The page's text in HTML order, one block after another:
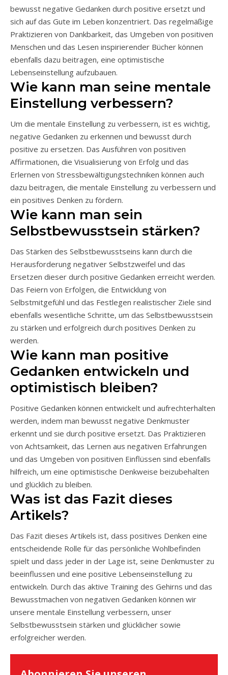
bewusst negative Gedanken durch positive ersetzt und
sich auf das Gute im Leben konzentriert. Das regelmäßige
Praktizieren von Dankbarkeit, das Umgeben von positiven
Menschen und das Lesen inspirierender Bücher können
ebenfalls dazu beitragen, eine optimistische
Lebenseinstellung aufzubauen.
Wie kann man seine mentale
Einstellung verbessern?
Um die mentale Einstellung zu verbessern, ist es wichtig,
negative Gedanken zu erkennen und bewusst durch
positive zu ersetzen. Das Ausführen von positiven
Affirmationen, die Visualisierung von Erfolg und das
Erlernen von Stressbewältigungstechniken können auch
dazu beitragen, die mentale Einstellung zu verbessern und
ein positives Denken zu fördern.
Wie kann man sein
Selbstbewusstsein stärken?
Das Stärken des Selbstbewusstseins kann durch die
Herausforderung negativer Selbstzweifel und das
Ersetzen dieser durch positive Gedanken erreicht werden.
Das Feiern von Erfolgen, die Entwicklung von
Selbstmitgefühl und das Festlegen realistischer Ziele sind
ebenfalls wesentliche Schritte, um das Selbstbewusstsein
zu stärken und erfolgreich durch positives Denken zu
werden.
Wie kann man positive
Gedanken entwickeln und
optimistisch bleiben?
Positive Gedanken können entwickelt und aufrechterhalten
werden, indem man bewusst negative Denkmuster
erkennt und sie durch positive ersetzt. Das Praktizieren
von Achtsamkeit, das Lernen aus negativen Erfahrungen
und das Umgeben von positiven Einflüssen sind ebenfalls
hilfreich, um eine optimistische Denkweise beizubehalten
und glücklich zu bleiben.
Was ist das Fazit dieses
Artikels?
Das Fazit dieses Artikels ist, dass positives Denken eine
entscheidende Rolle für das persönliche Wohlbefinden
spielt und dass jeder in der Lage ist, seine Denkmuster zu
beeinflussen und eine positive Lebenseinstellung zu
entwickeln. Durch das aktive Training des Gehirns und das
Bewusstmachen von negativen Gedanken können wir
unsere mentale Einstellung verbessern, unser
Selbstbewusstsein stärken und glücklicher sowie
erfolgreicher werden.